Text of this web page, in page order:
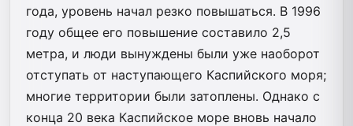
года, уровень начал резко повышаться. В 1996
году общее его повышение составило 2,5
метра, и люди вынуждены были уже наоборот
отступать от наступающего Каспийского моря;
многие территории были затоплены. Однако с
конца 20 века Каспийское море вновь начало